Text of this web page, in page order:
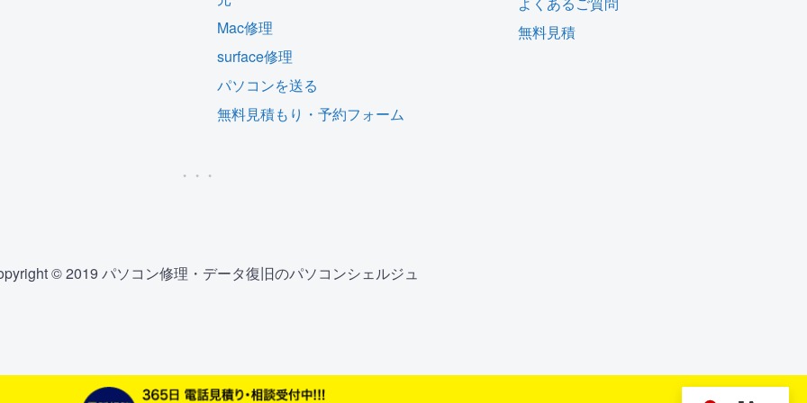
Mac修理
surface修理
パソコンを送る
無料見積もり・予約フォーム
無料見積
© 2019 パソコン修理・データ復旧のパソコンシェルジュ